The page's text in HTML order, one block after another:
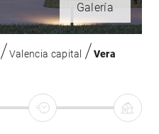
Galería
Valencia capital Vera